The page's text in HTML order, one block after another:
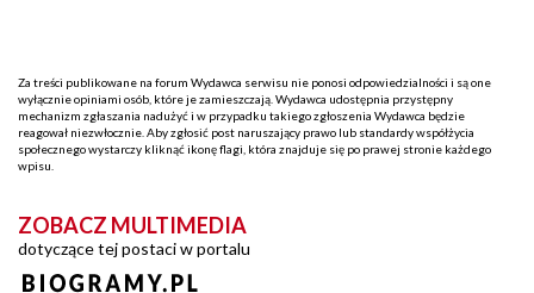
Za treści publikowane na forum Wydawca serwisu nie ponosi odpowiedzialności i są one
wyłącznie opiniami osób, które je zamieszczają. Wydawca udostępnia przystępny
mechanizm zgłaszania nadużyć i w przypadku takiego zgłoszenia Wydawca będzie
reagował niezwłocznie. Aby zgłosić post naruszający prawo lub standardy współżycia
społecznego wystarczy kliknąć ikonę flagi, która znajduje się po prawej stronie każdego
wpisu.
ZOBACZ MULTIMEDIA
dotyczące tej postaci w portalu